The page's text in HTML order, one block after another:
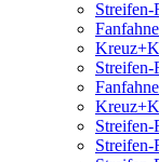
Streifen-
Streifen-
Streifen-
Streifen-